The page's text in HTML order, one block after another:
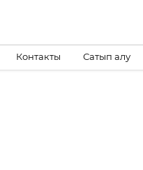
Контакты Сатып алу